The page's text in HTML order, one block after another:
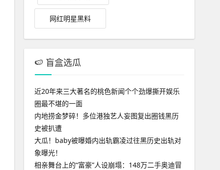
网红明星黑料
🍉 盲盒选瓜
近20年来三大著名的桃色新闻个个劲爆撕开娱乐
圈最不堪的一面
内地捞金梦碎！多位港独艺人妄图复出圈钱黑历
史被扒遭
大瓜！baby被曝婚内出轨霸凌过往黑历史出轨对
象曝光！
相亲舞台上的“富豪”人设崩塌：148万二手奥迪冒